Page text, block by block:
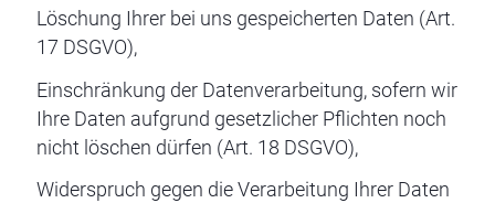
Löschung Ihrer bei uns gespeicherten Daten (Art.
17 DSGVO),
Einschränkung der Datenverarbeitung, sofern wir
Ihre Daten aufgrund gesetzlicher Pflichten noch
nicht löschen dürfen (Art. 18 DSGVO),
Widerspruch gegen die Verarbeitung Ihrer Daten